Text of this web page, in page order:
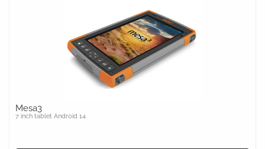
Mesa3
7 inch tablet Android 14